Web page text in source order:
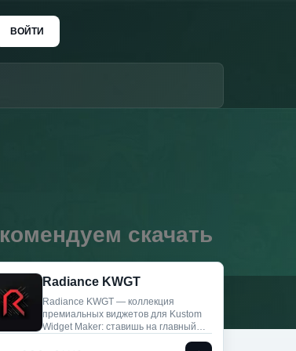
ВОЙТИ
скачать
Radiance KWGT
Radiance KWGT — коллекция
премиальных виджетов для Kustom
Widget Maker: ставишь на главный